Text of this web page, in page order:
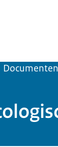
Documenten